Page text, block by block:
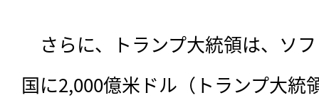
さらに、トランプ大統領は、ソ
国に2,000億米ドル（トランプ大統